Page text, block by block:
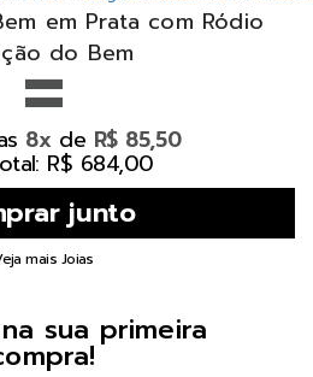
em Prata com Ródio
do Bem
=
8x de R$ 85,50
R$ 684,00
mais Joias
sua primeira